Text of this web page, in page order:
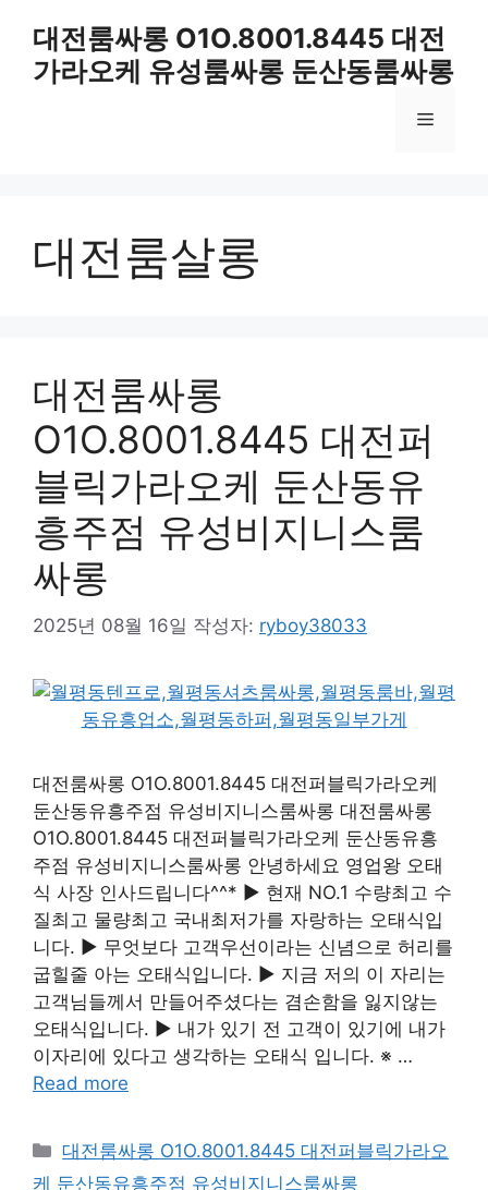
대전룸싸롱 O1O.8001.8445 대전
가라오케 유성룸싸롱 둔산동룸싸롱
메
대전룸살롱
대전룸싸롱
O1O.8001.8445 대전퍼
블릭가라오케 둔산동유
흥주점 유성비지니스룸
싸롱
2025년 08월 16일 작성자: ryboy38033
대전룸싸롱 O1O.8001.8445 대전퍼블릭가라오케
둔산동유흥주점 유성비지니스룸싸롱 대전룸싸롱
O1O.8001.8445 대전퍼블릭가라오케 둔산동유흥
주점 유성비지니스룸싸롱 안녕하세요 영업왕 오태
식 사장 인사드립니다^^* ▶ 현재 NO.1 수량최고 수
질최고 물량최고 국내최저가를 자랑하는 오태식입
니다. ▶ 무엇보다 고객우선이라는 신념으로 허리를
굽힐줄 아는 오태식입니다. ▶ 지금 저의 이 자리는
고객님들께서 만들어주셨다는 겸손함을 잃지않는
오태식입니다. ▶ 내가 있기 전 고객이 있기에 내가
이자리에 있다고 생각하는 오태식 입니다. ※ …
Read more
카
테
대전룸싸롱 O1O.8001.8445 대전퍼블릭가라오
케 둔산동유흥주점 유성비지니스룸싸롱